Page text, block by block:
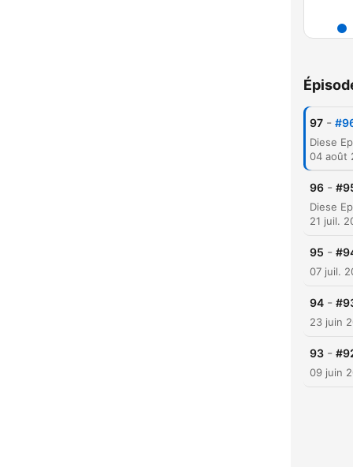
97 -
04 août
96 -
21 juil.
95 -
07 juil.
94 -
23 juin
93 -
09 juin